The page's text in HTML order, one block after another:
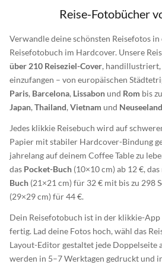
Reise-Fotobücher
Verwandle deine schönsten Reisefotos
Reisefotobuch im Hardcover. Unsere
über 210 Reiseziel-Cover, handillustriert,
einzufangen – von europäischen
Paris, Barcelona, Lissabon und Rom bis
Japan, Thailand, Vietnam und Neuseeland
Jedes klikkie Reisebuch wird auf
Papier mit stabiler Hardcover-Bindung
jahrelang auf deinem Coffee Table zu
das Pocket-Buch (10×10 cm) ab 12 €,
Buch (21×21 cm) für 32 € mit bis zu 298
(29×29 cm) für 44 €.
Dein Reisefotobuch ist in der klikkie-
fertig. Lad deine Fotos hoch, wähl das
Layout-Editor gestaltet jede Doppelseite
werden in 5–7 Werktagen gedruckt und